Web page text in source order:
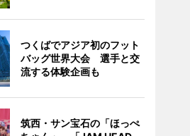
つくばでアジア初のフット
バッグ世界大会 選手と交
流する体験企画も
筑西・サン宝石の「ほっぺ